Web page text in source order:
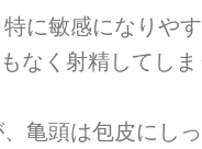
に敏感になりや
なく射精してしま
亀頭は包皮にし